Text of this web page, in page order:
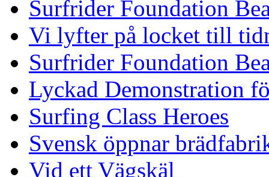
Surfrider Foundation
Vi lyfter på locket till
Surfrider Foundation
Lyckad Demonstration
Surfing Class Heroes
Svensk öppnar
Vid ett Vägskäl